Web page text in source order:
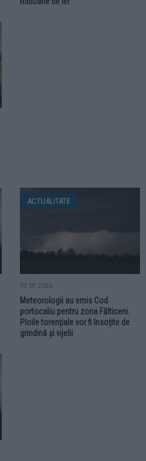
ACTUALITATE
19.07.2026
Meteorologii au emis Cod
portocaliu pentru zona Fălticeni.
Ploile torențiale vor fi însoțite de
grindină și vijelii